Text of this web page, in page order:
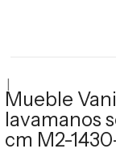
|
Mueble
lavamanos
cm M2-